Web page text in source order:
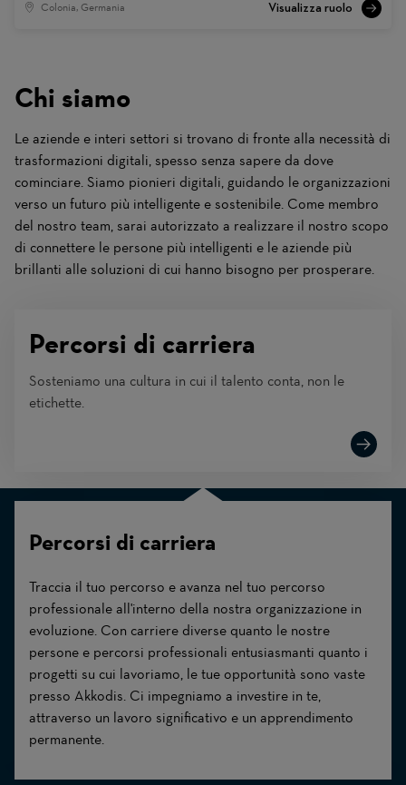
Colonia, Germania
Chi siamo
Le aziende e interi settori si trovano di fronte alla necessità di
trasformazioni digitali, spesso senza sapere da dove
cominciare. Siamo pionieri digitali, guidando le organizzazioni
verso un futuro più intelligente e sostenibile. Come membro
del nostro team, sarai autorizzato a realizzare il nostro scopo
di connettere le persone più intelligenti e le aziende più
brillanti alle soluzioni di cui hanno bisogno per prosperare.
Percorsi di carriera
Sosteniamo una cultura in cui il talento conta, non le
etichette.
Percorsi di carriera
Traccia il tuo percorso e avanza nel tuo percorso
professionale all'interno della nostra organizzazione in
evoluzione. Con carriere diverse quanto le nostre
persone e percorsi professionali entusiasmanti quanto i
progetti su cui lavoriamo, le tue opportunità sono vaste
presso Akkodis. Ci impegniamo a investire in te,
attraverso un lavoro significativo e un apprendimento
permanente.